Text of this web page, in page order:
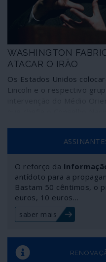
WASHINGTON
ATACAR O IRÃO
Os Estados Unidos
Lincoln e o respectivo
seja, para atacar
para Bolton, actos
regulares do Irão, à
qualquer milícia xiita do
sociopatas da
à solta e sem limites.
O reforço da
antídoto para a
Bastam 50 cêntimos, o
euros, 10 euros…
saber mais